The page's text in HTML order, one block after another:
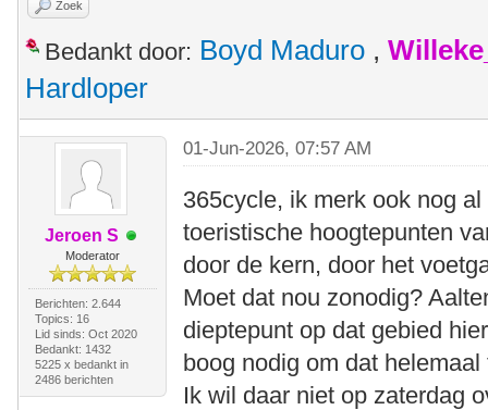
Zoek
Bedankt door: Boyd Maduro ,
Hardloper
Jeroen S
Moderator
Berichten: 2.644
Topics: 16
Lid sinds: Oct 2020
Bedankt: 1432
5225 x bedankt in
2486 berichten
01-Jun-2026, 07:57 AM
365cycle, ik merk ook nog
toeristische hoogtepunten
door de kern, door het
Moet dat nou zonodig?
dieptepunt op dat gebied
boog nodig om dat
Ik wil daar niet op zaterdag